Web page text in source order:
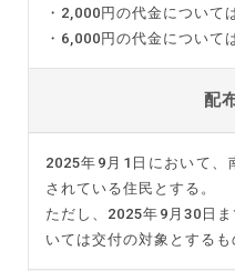
・2,000円の代金について
・6,000円の代金について
配
2025年9月1日において、
されている住民とする。
ただし、2025年9月30日
いては交付の対象とするも